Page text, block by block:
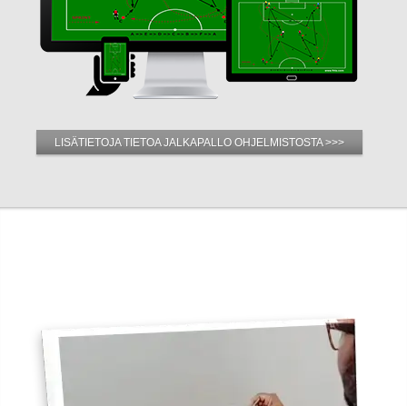
LISÄTIETOJA TIETOA JALKAPALLO OHJELMISTOSTA >>>